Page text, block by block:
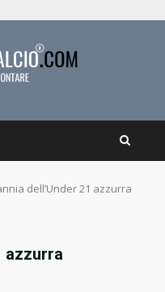
dell’Under 21 azzurra
azzurra